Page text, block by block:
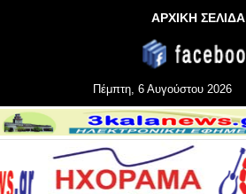
ΑΡΧΙΚΗ ΣΕΛΙΔΑ
Πέμπτη, 6 Αυγούστου 2026